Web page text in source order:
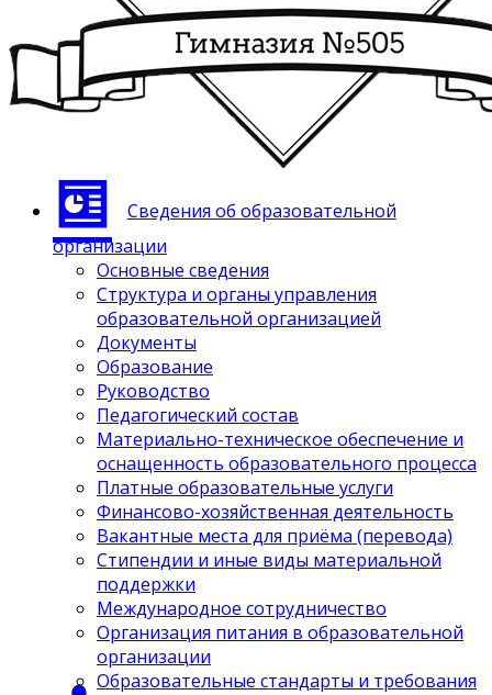
Сведения об образовательной
организации
Основные сведения
Структура и органы управления
образовательной организацией
Документы
Образование
Руководство
Педагогический состав
Материально-техническое обеспечение и
оснащенность образовательного процесса
Платные образовательные услуги
Финансово-хозяйственная деятельность
Вакантные места для приёма (перевода)
Стипендии и иные виды материальной
поддержки
Международное сотрудничество
Организация питания в образовательной
организации
Образовательные стандарты и требования